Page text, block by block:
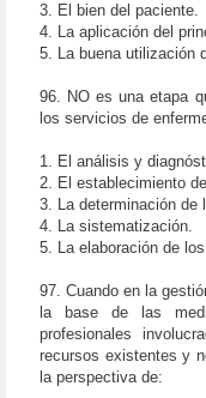
3. El bien del paciente.
4. La aplicación del
5. La buena utilización
96. NO es una etapa
los servicios de
1. El análisis y
2. El establecimiento
3. La determinación de
4. La sistematización.
5. La elaboración de
97. Cuando en la
la base de las
profesionales
recursos existentes y
la perspectiva de: